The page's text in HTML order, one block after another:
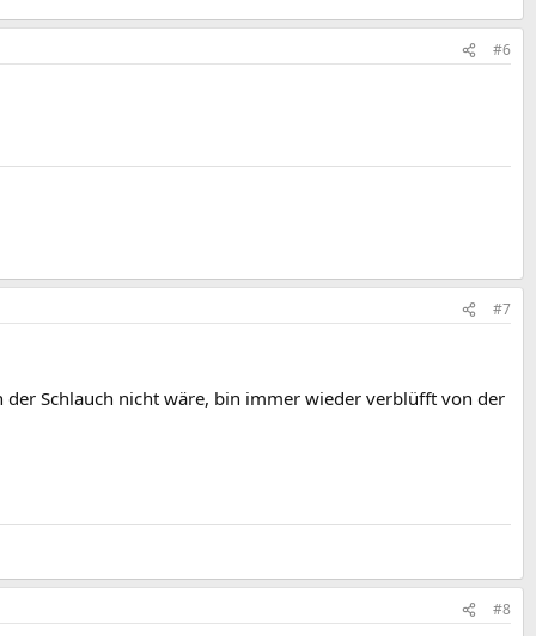
#6
#7
Schlauch nicht wäre, bin immer wieder verblüfft von der
#8